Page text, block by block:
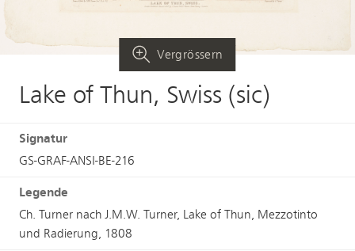
Vergrössern
Lake of Thun, Swiss (sic)
Signatur
GS-GRAF-ANSI-BE-216
Legende
Ch. Turner nach J.M.W. Turner, Lake of Thun, Mezzotinto
und Radierung, 1808